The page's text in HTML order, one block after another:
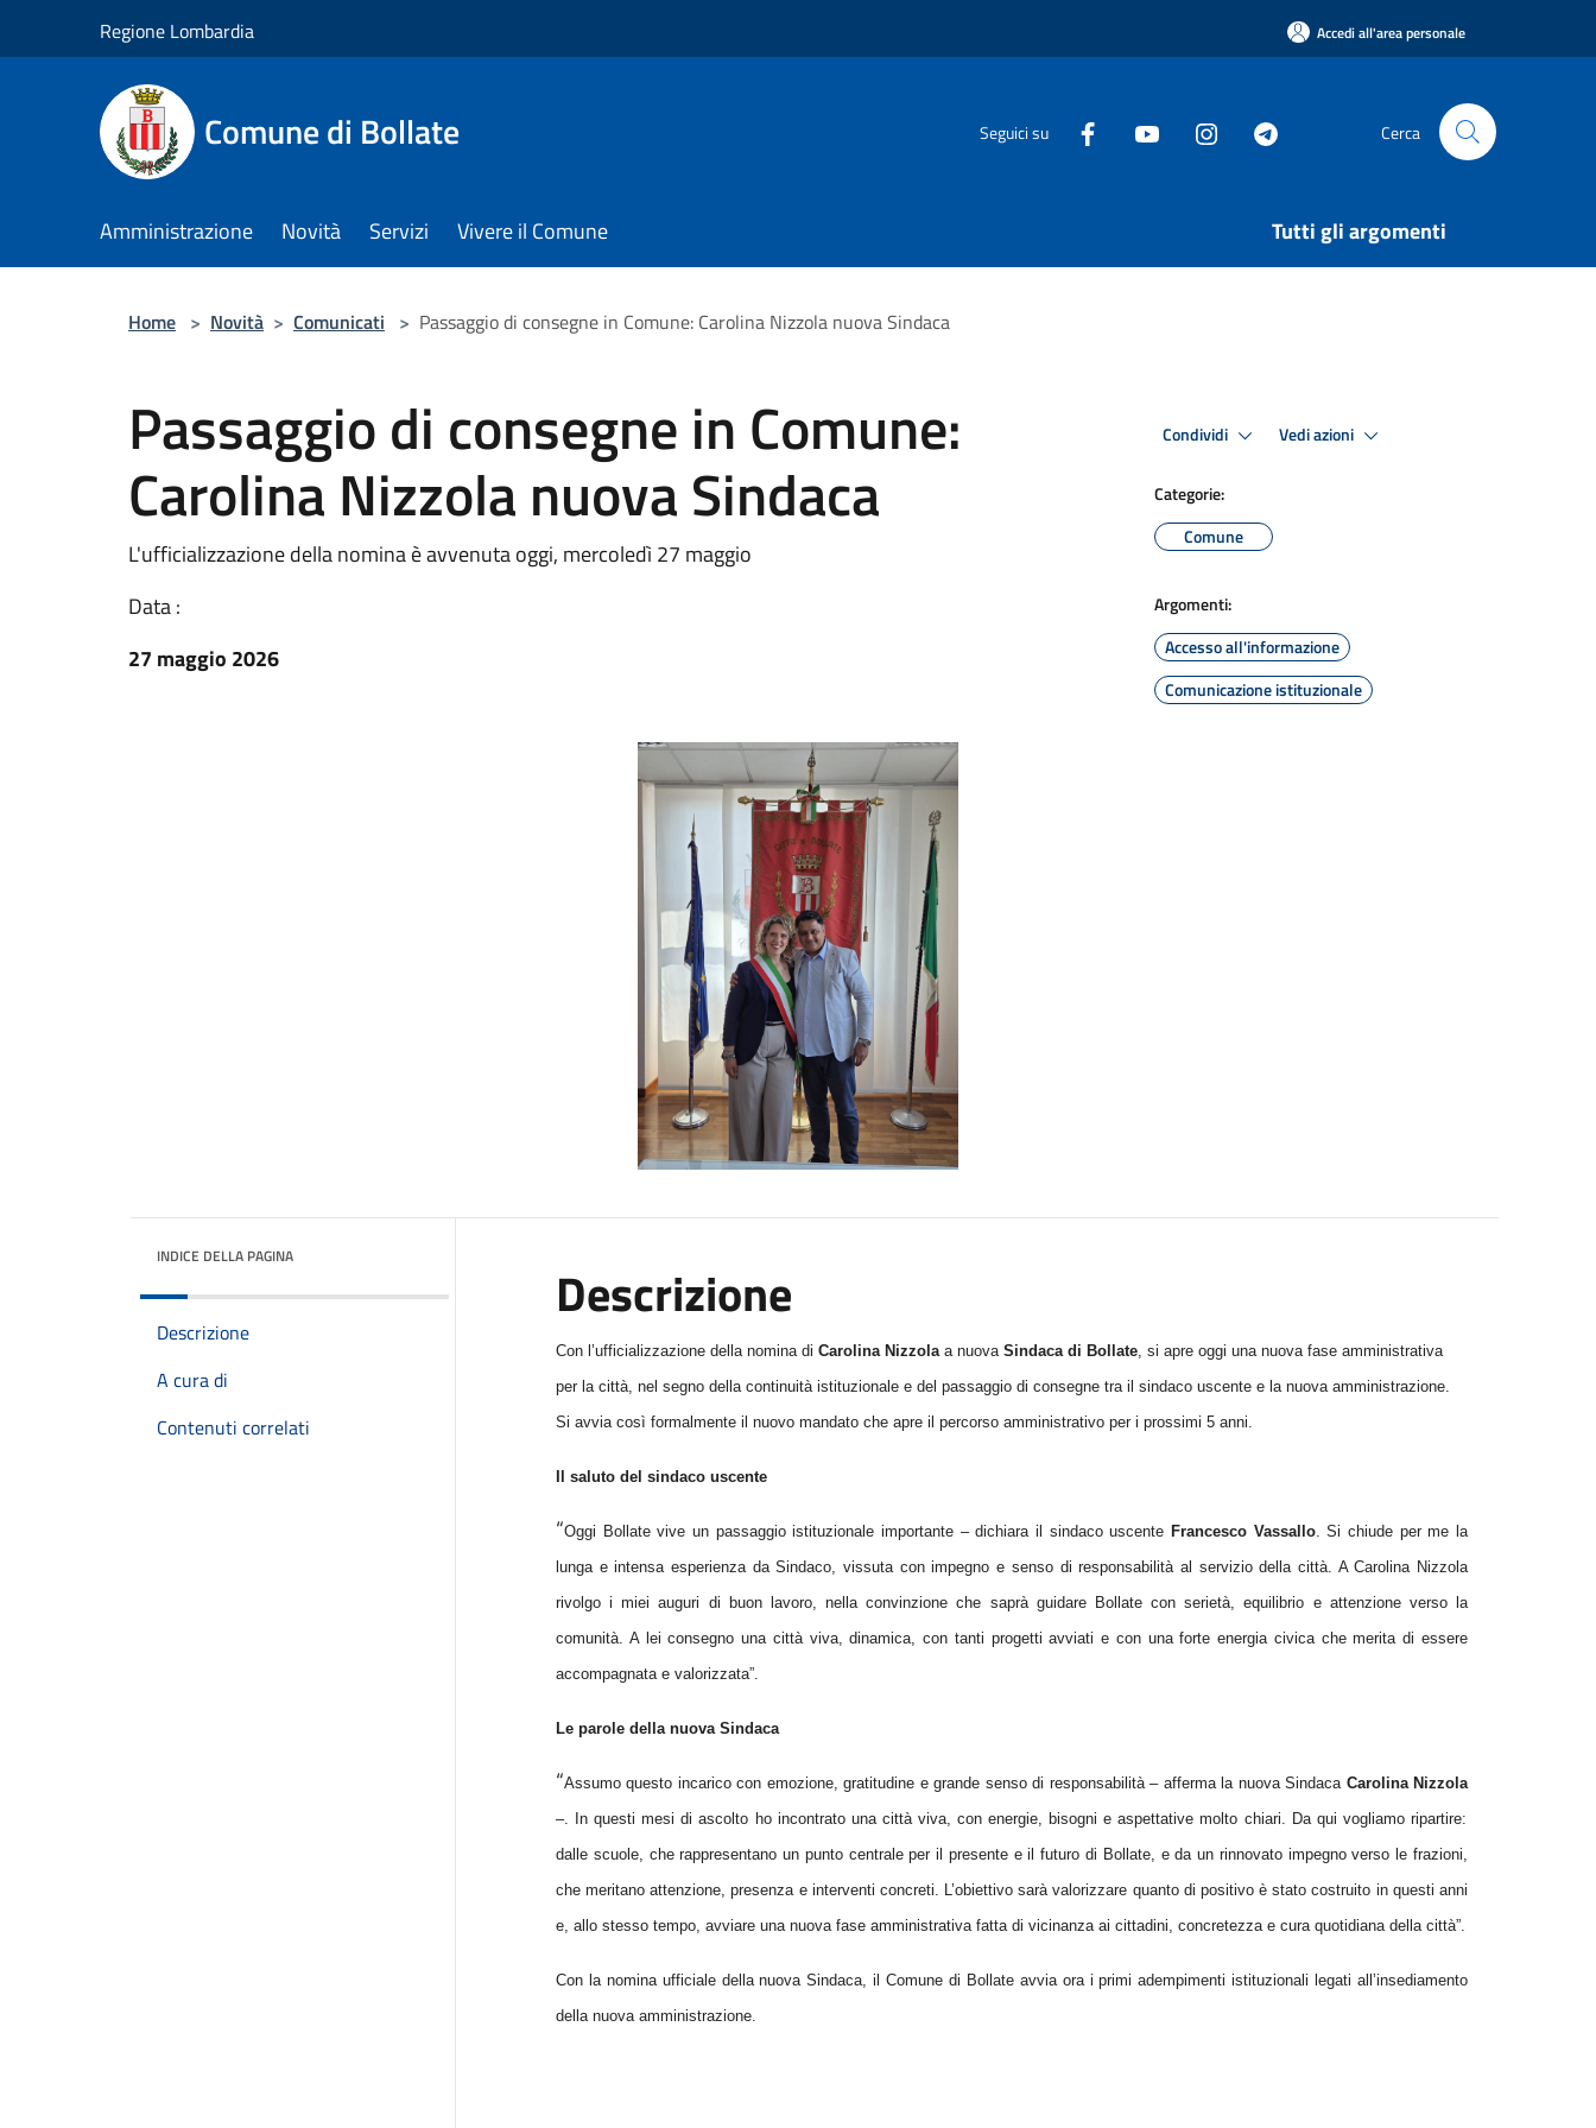
Regione Lombardia Accedi all'area personale
Comune di Bollate Seguici su Cerca
Amministrazione Novità Servizi Vivere il Comune Tutti gli argomenti
Home > Novità > Comunicati > Passaggio di consegne in Comune: Carolina Nizzola nuova Sindaca
Passaggio di consegne in Comune:
Carolina Nizzola nuova Sindaca
L'ufficializzazione della nomina è avvenuta oggi, mercoledì 27 maggio
Data :
27 maggio 2026
Condividi Vedi azioni
Categorie:
Comune
Argomenti:
Accesso all'informazione
Comunicazione istituzionale
INDICE DELLA PAGINA
Descrizione
A cura di
Contenuti correlati
Descrizione
Con l’ufficializzazione della nomina di Carolina Nizzolaa nuova Sindaca di Bollate, si apre oggi una nuova fase amministrativa
per la città, nel segno della continuità istituzionale e del passaggio di consegne tra il sindaco uscente e la nuova amministrazione.
Si avvia così formalmente il nuovo mandato che apre il percorso amministrativo per i prossimi 5 anni.
Il saluto del sindaco uscente
“Oggi Bollate vive un passaggio istituzionale importante – dichiara il sindaco uscente Francesco Vassallo. Si chiude per me la
lunga e intensa esperienza da Sindaco, vissuta con impegno e senso di responsabilità al servizio della città. A Carolina Nizzola
rivolgo i miei auguri di buon lavoro, nella convinzione che saprà guidare Bollate con serietà, equilibrio e attenzione verso la
comunità. A lei consegno una città viva, dinamica, con tanti progetti avviati e con una forte energia civica che merita di essere
accompagnata e valorizzata”.
Le parole della nuova Sindaca
“Assumo questo incarico con emozione, gratitudine e grande senso di responsabilità – afferma la nuova Sindaca Carolina Nizzola
–. In questi mesi di ascolto ho incontrato una città viva, con energie, bisogni e aspettative molto chiari. Da qui vogliamo ripartire:
dalle scuole, che rappresentano un punto centrale per il presente e il futuro di Bollate, e da un rinnovato impegno verso le frazioni,
che meritano attenzione, presenza e interventi concreti. L’obiettivo sarà valorizzare quanto di positivo è stato costruito in questi anni
e, allo stesso tempo, avviare una nuova fase amministrativa fatta di vicinanza ai cittadini, concretezza e cura quotidiana della città”.
Con la nomina ufficiale della nuova Sindaca, il Comune di Bollate avvia ora i primi adempimenti istituzionali legati all’insediamento
della nuova amministrazione.